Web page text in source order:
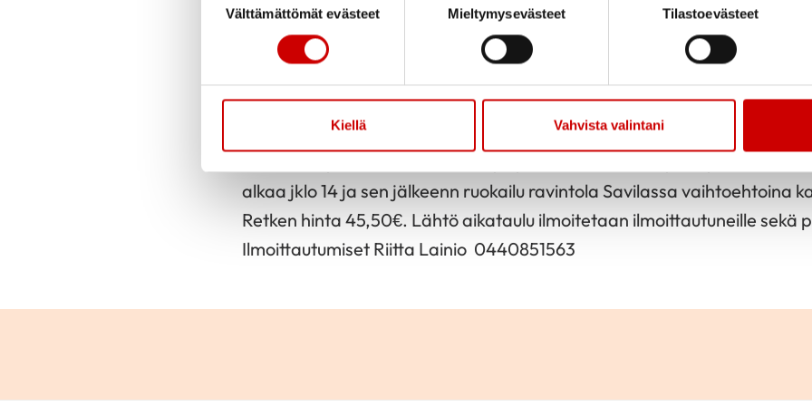
Välttämättömät evästeet
Mieltymysevästeet Tilastoevästeet
Kiellä Vahvista valintani
Julkaistu 9.6.2021 Jaa sivu Jaa Whatsapp
Jaa
Teatterimatka
Laitilan-Pyhärannan Sydänyhdistys tekee teatterimatkan Raumalle
alkaa jklo 14 ja sen jälkeenn ruokailu ravintola Savilassa vaihtoehtoina
Retken hinta 45,50€. Lähtö aikataulu ilmoitetaan ilmoittautuneille sekä
Ilmoittautumiset Riitta Lainio 0440851563